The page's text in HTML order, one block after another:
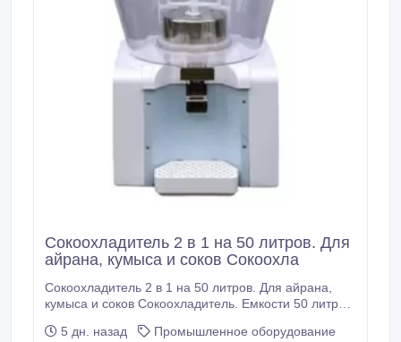
Сокоохладитель 2 в 1 на 50 литров. Для
айрана, кумыса и соков Сокоохла
Сокоохладитель 2 в 1 на 50 литров. Для айрана,
кумыса и соков Сокоохладитель. Емкости 50 литра
охлаждение: 320 Вт Мощность нагрева: 1000 Вт
5 дн. назад
Промышленное оборудование